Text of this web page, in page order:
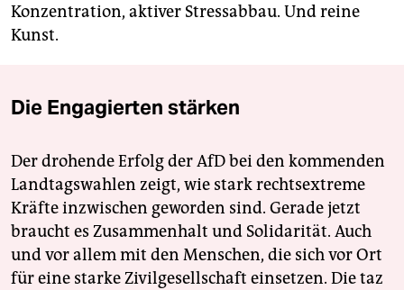
Konzentration, aktiver Stressabbau. Und reine
Kunst.
Die Engagierten stärken
Der drohende Erfolg der AfD bei den kommenden
Landtagswahlen zeigt, wie stark rechtsextreme
Kräfte inzwischen geworden sind. Gerade jetzt
braucht es Zusammenhalt und Solidarität. Auch
und vor allem mit den Menschen, die sich vor Ort
für eine starke Zivilgesellschaft einsetzen. Die taz